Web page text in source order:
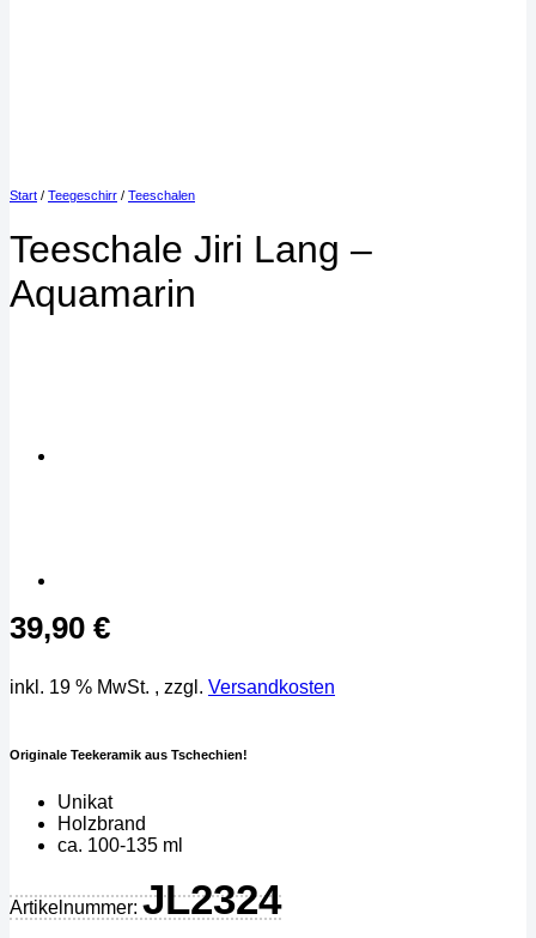
Start / Teegeschirr / Teeschalen
Teeschale Jiri Lang –
Aquamarin
39,90 €
inkl. 19 % MwSt. , zzgl. Versandkosten
Originale Teekeramik aus Tschechien!
Unikat
Holzbrand
ca. 100-135 ml
Artikelnummer: JL2324